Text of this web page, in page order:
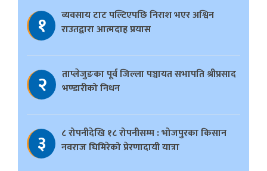
१
व्यवसाय टाट पल्टिएपछि निराश भएर अश्विन
राउतद्वारा आत्मदाह प्रयास
२
ताप्लेजुङका पूर्व जिल्ला पञ्चायत सभापति श्रीप्रसाद
भण्डारीको निधन
३
८ रोपनीदेखि १८ रोपनीसम्म : भोजपुरका किसान
नवराज घिमिरेको प्रेरणादायी यात्रा